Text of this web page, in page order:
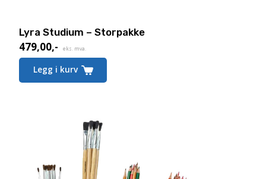
Lyra Studium – Storpakke
479,00,- eks. mva.
Legg i kurv